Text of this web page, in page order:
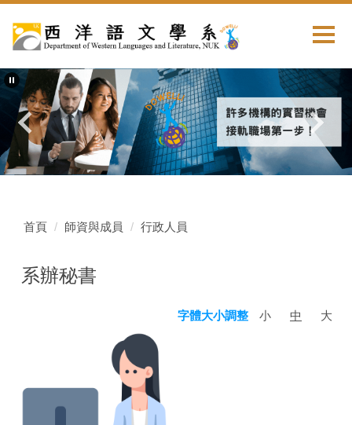
首頁 師資與成員 行政人員
系辦秘書
字體大小調整 小 中 大